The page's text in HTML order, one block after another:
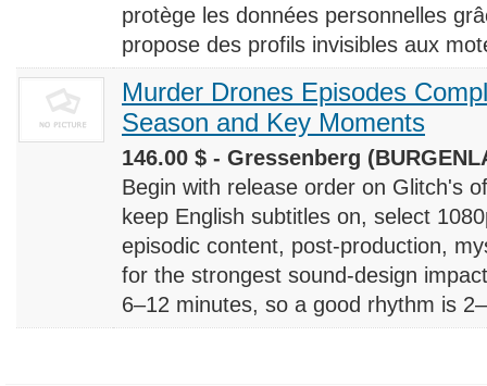
protège les données personnelles
propose des profils invisibles aux
Murder Drones Episodes
Season and Key Moments
146.00 $ - Gressenberg
Begin with release order on Glitch's
keep English subtitles on, select
episodic content, post-production,
for the strongest sound-design
6–12 minutes, so a good rhythm is